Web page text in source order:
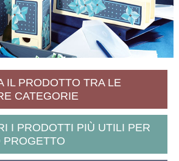
IL PRODOTTO TRA LE
CATEGORIE
I PRODOTTI PIÙ UTILI PER
PROGETTO